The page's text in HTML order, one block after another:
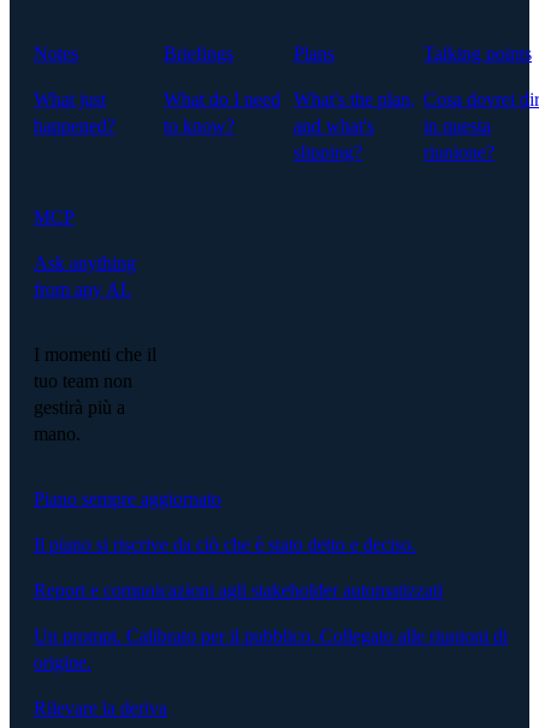
Notes
What just
happened?
Briefings
What do I need
to know?
Plans
What's the plan,
and what's
slipping?
Talking points
Cosa dovrei
in questa
riunione?
MCP
Ask anything
from any AI.
I momenti che il
tuo team non
gestirà più a
mano.
Piano sempre aggiornato
Il piano si riscrive da ciò che è stato detto e deciso.
Report e comunicazioni agli stakeholder automatizzati
Un prompt. Calibrato per il pubblico. Collegato alle riunioni di
origine.
Rilevare la deriva